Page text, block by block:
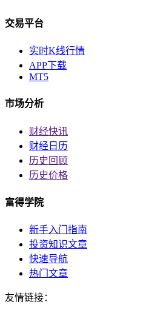
交易平台
实时K线行情
APP下载
MT5
市场分析
财经快讯
财经日历
历史回顾
历史价格
富得学院
新手入门指南
投资知识文章
快速导航
热门文章
友情链接：